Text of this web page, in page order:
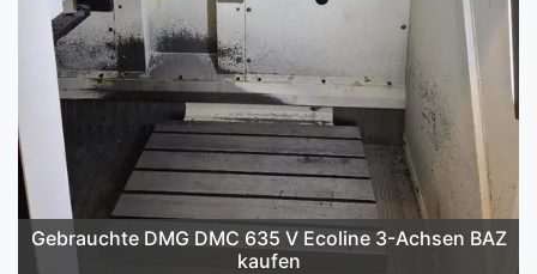
Gebrauchte DMG DMC 635 V Ecoline 3-Achsen BAZ
kaufen